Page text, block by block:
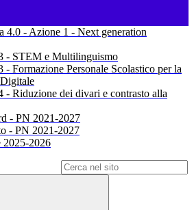
4.0 - Azione 1 - Next generation
- STEM e Multilinguismo
Formazione Personale Scolastico per la
- Riduzione dei divari e contrasto alla
- PN 2021-2027
- PN 2021-2027
2025-2026